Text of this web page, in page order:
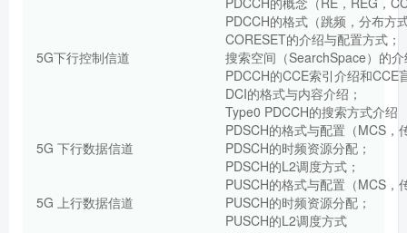
5G下行控制信道
PDCCH的格式（跳频，分布方
CORESET的介绍与配置方式；
搜索空间（SearchSpace）的
PDCCH的CCE索引介绍和CCE
DCI的格式与内容介绍；
Type0 PDCCH的搜索方式介绍
5G 下行数据信道
PDSCH的格式与配置（MCS，
PDSCH的时频资源分配；
PDSCH的L2调度方式；
5G 上行数据信道
PUSCH的格式与配置（MCS，
PUSCH的时频资源分配；
PUSCH的L2调度方式